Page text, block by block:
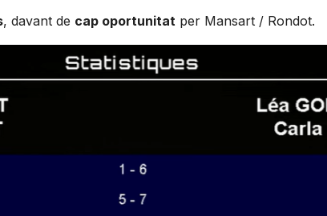
, davant de cap oportunitat per Mansart / Rondot.